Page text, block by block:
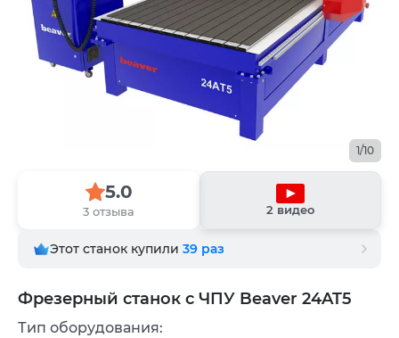
Фрезерный станок с ЧПУ Beaver 24AT5
1/10
5.0
3 отзыва 2 видео
Этот станок купили 39 раз
Тип оборудования: